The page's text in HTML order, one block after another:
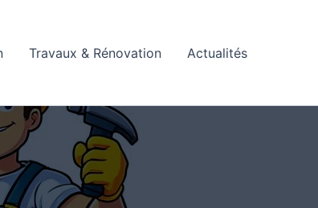
Travaux & Rénovation Actualités